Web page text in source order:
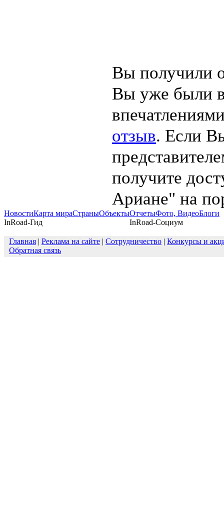
Вы получили
Вы уже были
отзыв. Если
получите
Ариане" на
НовостиКарта мираСтраныОбъектыОтчетыФото, ВидеоБлоги
InRoad-Гид
InRoad-Социум
Главная | Реклама на сайте | Сотрудничество | Конкурсы и
Обратная связь